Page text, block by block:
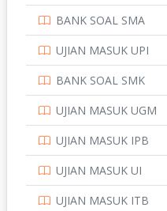
INSTITUT TEKNOLOGI
SUMATERA
IPDN / STPDN
PENDIDIKAN
PERBANKAN
POLRI
POLTEK SSN
BANK SOAL SMA
UJIAN MASUK UPI
BANK SOAL SMK
UJIAN MASUK UGM
UJIAN MASUK IPB
UJIAN MASUK UI
UJIAN MASUK ITB